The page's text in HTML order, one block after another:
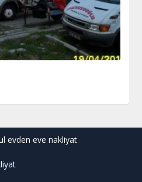
evden eve nakliyat